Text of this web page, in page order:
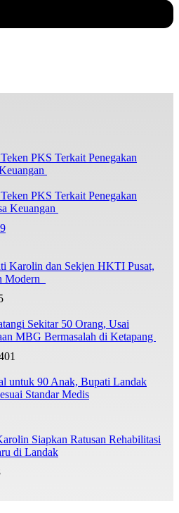
PKS Terkait Penegakan
Keuangan
Karolin dan Sekjen HKTI Pusat,
Modern
Sekitar 50 Orang, Usai
MBG Bermasalah di Ketapang
untuk 90 Anak, Bupati Landak
Standar Medis
Siapkan Ratusan Rehabilitasi
di Landak